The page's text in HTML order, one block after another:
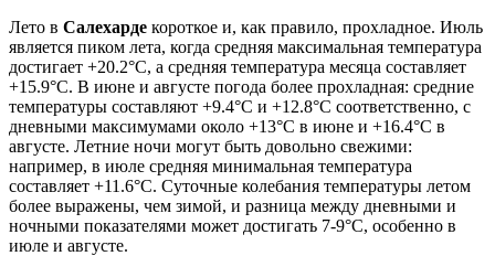
Лето в Салехарде короткое и, как правило, прохладное. Июль
является пиком лета, когда средняя максимальная температура
достигает +20.2°C, а средняя температура месяца составляет
+15.9°C. В июне и августе погода более прохладная: средние
температуры составляют +9.4°C и +12.8°C соответственно, с
дневными максимумами около +13°C в июне и +16.4°C в
августе. Летние ночи могут быть довольно свежими:
например, в июле средняя минимальная температура
составляет +11.6°C. Суточные колебания температуры летом
более выражены, чем зимой, и разница между дневными и
ночными показателями может достигать 7-9°C, особенно в
июле и августе.